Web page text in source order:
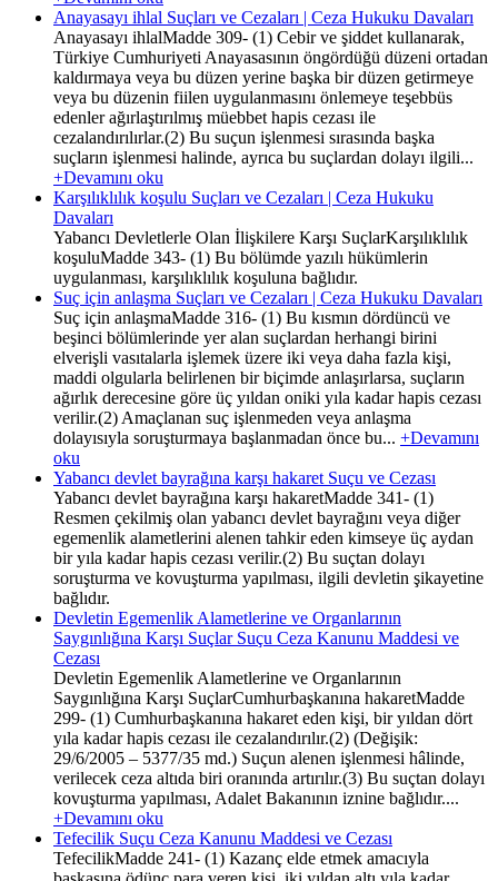
Anayasayı ihlal Suçları ve Cezaları | Ceza Hukuku Davaları
Anayasayı ihlalMadde 309- (1) Cebir ve şiddet kullanarak,
Türkiye Cumhuriyeti Anayasasının öngördüğü düzeni ortadan
kaldırmaya veya bu düzen yerine başka bir düzen getirmeye
veya bu düzenin fiilen uygulanmasını önlemeye teşebbüs
edenler ağırlaştırılmış müebbet hapis cezası ile
cezalandırılırlar.(2) Bu suçun işlenmesi sırasında başka
suçların işlenmesi halinde, ayrıca bu suçlardan dolayı ilgili...
+Devamını oku
Karşılıklılık koşulu Suçları ve Cezaları | Ceza Hukuku
Davaları
Yabancı Devletlerle Olan İlişkilere Karşı SuçlarKarşılıklılık
koşuluMadde 343- (1) Bu bölümde yazılı hükümlerin
uygulanması, karşılıklılık koşuluna bağlıdır.
Suç için anlaşma Suçları ve Cezaları | Ceza Hukuku Davaları
Suç için anlaşmaMadde 316- (1) Bu kısmın dördüncü ve
beşinci bölümlerinde yer alan suçlardan herhangi birini
elverişli vasıtalarla işlemek üzere iki veya daha fazla kişi,
maddi olgularla belirlenen bir biçimde anlaşırlarsa, suçların
ağırlık derecesine göre üç yıldan oniki yıla kadar hapis cezası
verilir.(2) Amaçlanan suç işlenmeden veya anlaşma
dolayısıyla soruşturmaya başlanmadan önce bu... +Devamını
oku
Yabancı devlet bayrağına karşı hakaret Suçu ve Cezası
Yabancı devlet bayrağına karşı hakaretMadde 341- (1)
Resmen çekilmiş olan yabancı devlet bayrağını veya diğer
egemenlik alametlerini alenen tahkir eden kimseye üç aydan
bir yıla kadar hapis cezası verilir.(2) Bu suçtan dolayı
soruşturma ve kovuşturma yapılması, ilgili devletin şikayetine
bağlıdır.
Devletin Egemenlik Alametlerine ve Organlarının
Saygınlığına Karşı Suçlar Suçu Ceza Kanunu Maddesi ve
Cezası
Devletin Egemenlik Alametlerine ve Organlarının
Saygınlığına Karşı SuçlarCumhurbaşkanına hakaretMadde
299- (1) Cumhurbaşkanına hakaret eden kişi, bir yıldan dört
yıla kadar hapis cezası ile cezalandırılır.(2) (Değişik:
29/6/2005 – 5377/35 md.) Suçun alenen işlenmesi hâlinde,
verilecek ceza altıda biri oranında artırılır.(3) Bu suçtan dolayı
kovuşturma yapılması, Adalet Bakanının iznine bağlıdır....
+Devamını oku
Tefecilik Suçu Ceza Kanunu Maddesi ve Cezası
TefecilikMadde 241- (1) Kazanç elde etmek amacıyla